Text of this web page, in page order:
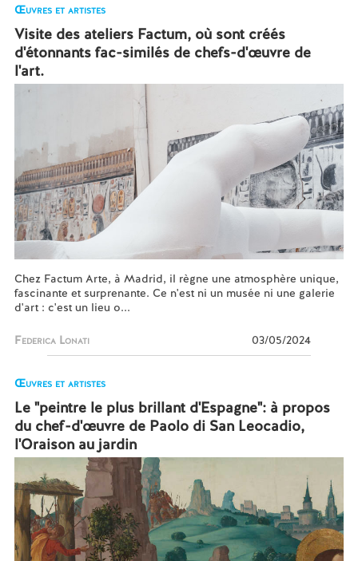
Œuvres et artistes
Visite des ateliers Factum, où sont créés
d'étonnants fac-similés de chefs-d'œuvre de
l'art.
Chez Factum Arte, à Madrid, il règne une atmosphère unique,
fascinante et surprenante. Ce n'est ni un musée ni une galerie
d'art : c'est un lieu o...
Federica Lonati 03/05/2024
Œuvres et artistes
Le "peintre le plus brillant d'Espagne": à propos
du chef-d'œuvre de Paolo di San Leocadio,
l'Oraison au jardin